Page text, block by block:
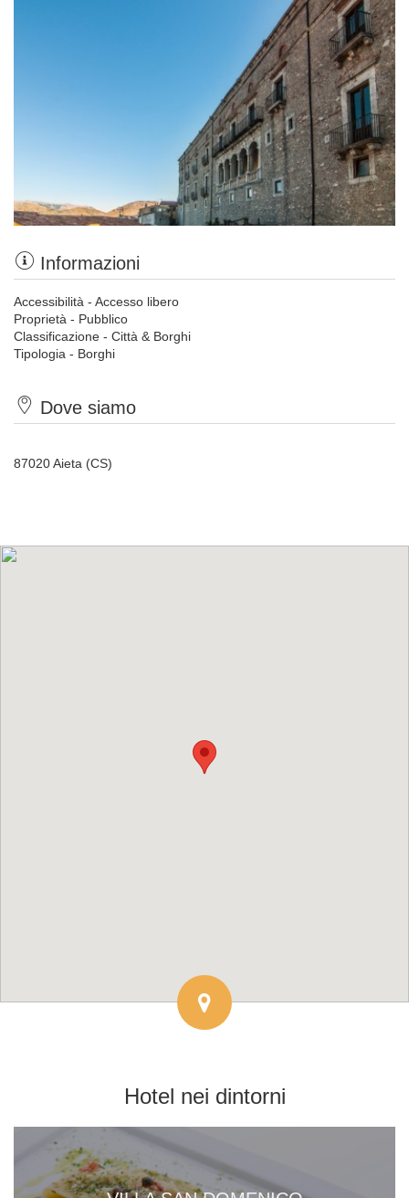
Informazioni
Accessibilità - Accesso libero
Proprietà - Pubblico
Classificazione - Città & Borghi
Tipologia - Borghi
Dove siamo
87020 Aieta (CS)
Hotel nei dintorni